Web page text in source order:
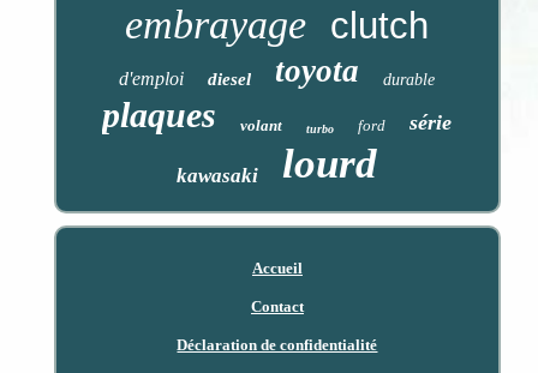
embrayage clutch
d'emploi diesel toyota durable
plaques volant turbo ford série
kawasaki lourd
Accueil
Contact
Déclaration de confidentialité